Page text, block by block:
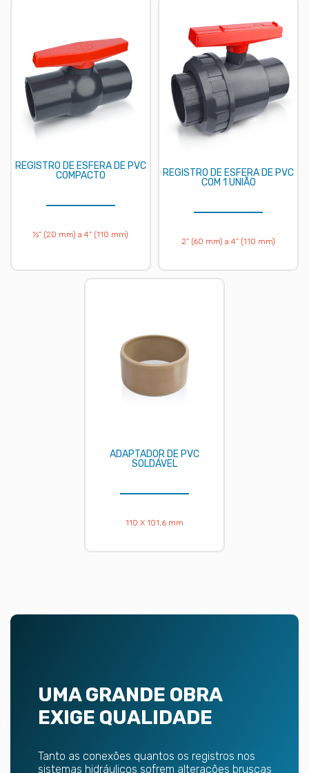
REGISTRO DE ESFERA DE PVC
COMPACTO
½” (20 mm) a 4” (110 mm)
REGISTRO DE ESFERA DE PVC
COM 1 UNIÃO
2” (60 mm) a 4” (110 mm)
ADAPTADOR DE PVC
SOLDÁVEL
110 X 101,6 mm
UMA GRANDE OBRA
EXIGE QUALIDADE
Tanto as conexões quantos os registros nos
sistemas hidráulicos sofrem alterações bruscas